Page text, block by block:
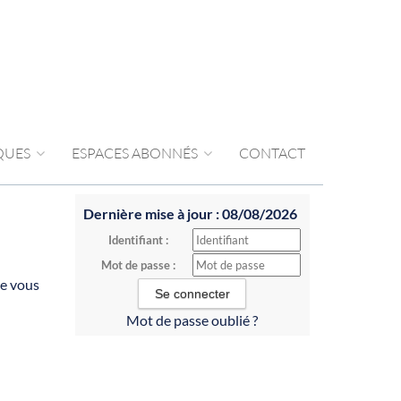
ESPACES ABONNÉS CONTACT
Dernière mise à jour : 08/08/2026
Identifiant :
Mot de passe :
Mot de passe oublié ?
vous